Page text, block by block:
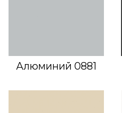
Алюминий 0881